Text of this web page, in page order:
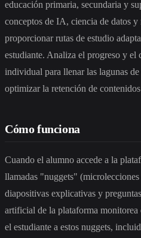
educación primaria, secundaria y
conceptos de IA, ciencia de datos
proporcionar rutas de estudio
estudiante. Analiza el progreso y el
individual para llenar las lagunas
optimizar la retención de
Cómo funciona
Cuando el alumno accede a la
llamadas "nuggets"
diapositivas explicativas y
artificial de la plataforma monitorea
el estudiante a estos nuggets,